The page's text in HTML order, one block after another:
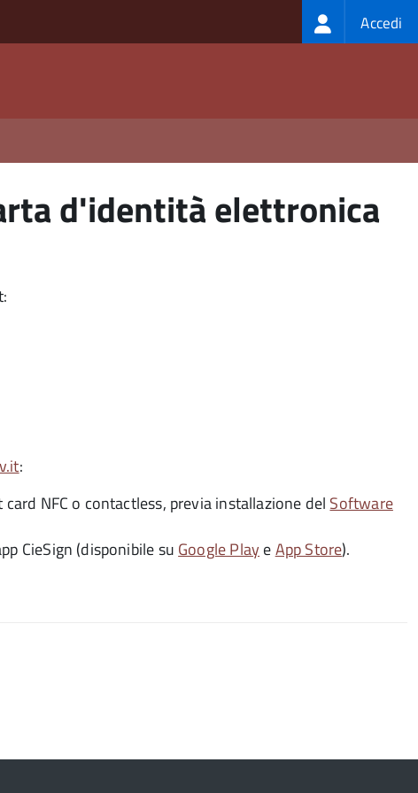
Login
menu
Accedi
d'identità elettronica
:
NFC o contactless, previa installazione del Software
CieSign (disponibile su Google PlayeApp Store).